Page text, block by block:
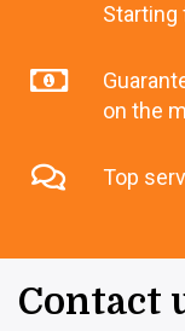
Starting
on the
Top
Contact